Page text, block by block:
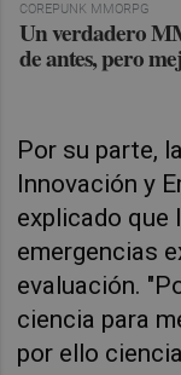
COREPUNK MMORPG
Un verdadero
de antes, pero
Por su parte,
Innovación y
explicado que
emergencias
evaluación.
ciencia para
por ello